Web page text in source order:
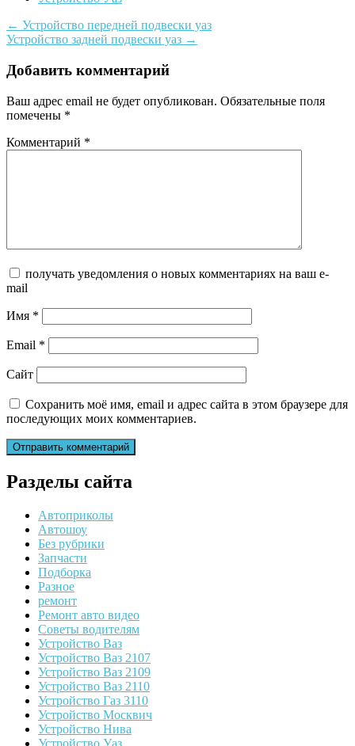
Post
navigation
← Устройство передней подвески уаз
Устройство задней подвески уаз →
Добавить комментарий
Ваш адрес email не будет опубликован. Обязательные поля
помечены *
Комментарий *
получать уведомления о новых комментариях на ваш e-
mail
Имя *
Email *
Сайт
Сохранить моё имя, email и адрес сайта в этом браузере для
последующих моих комментариев.
Разделы сайта
Автоприколы
Автошоу
Без рубрики
Запчасти
Подборка
Разное
ремонт
Ремонт авто видео
Советы водителям
Устройство Ваз
Устройство Ваз 2107
Устройство Ваз 2109
Устройство Ваз 2110
Устройство Газ 3110
Устройство Москвич
Устройство Нива
Устройство Уаз